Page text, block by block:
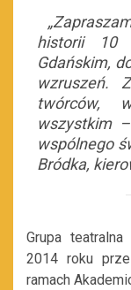
historii 10
Gdańskim,
wzruszeń.
twórców,
wszystkim
wspólnego
Bródka,
Grupa teatralna
2014 roku
ramach